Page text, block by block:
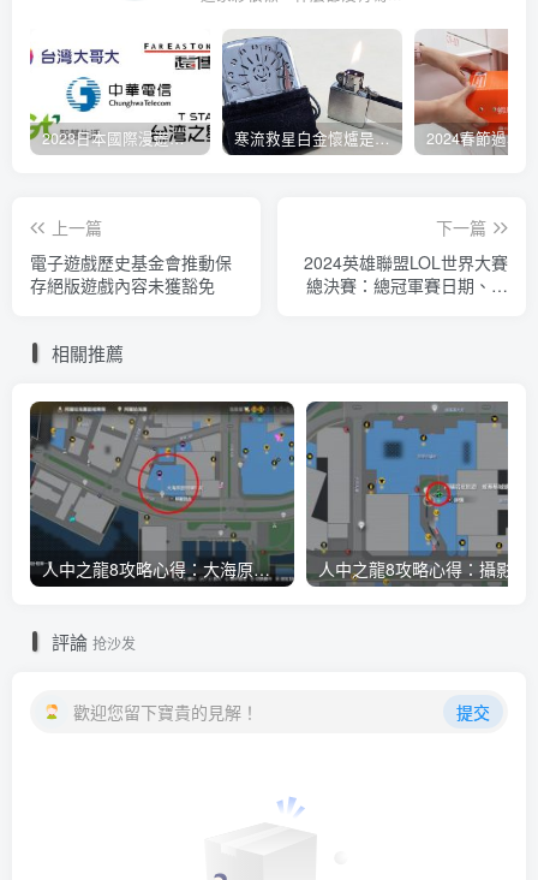
2023日本國際漫遊吃到飽資費懶人包：中華電信、遠傳電信、台灣大哥大、台灣之星、亞太電信 寒流救星白金懷爐是什麼？運作原理解析、相比電暖蛋有哪些優缺點？懷爐挑選方法介紹
上一篇
電子遊戲歷史基金會推動保
存絕版遊戲內容未獲豁免
下一篇
2024英雄聯盟LOL世界大賽
總決賽：總冠軍賽日期、時
相關推薦
人中之龍8攻略心得：大海原證照學校21張證照必勝法 全考題200題答案整理
評論 抢沙发
歡迎您留下寶貴的見解！ 提交